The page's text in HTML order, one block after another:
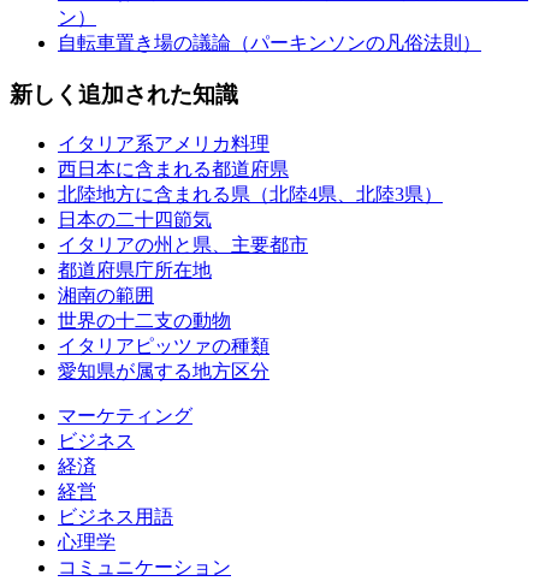
ン）
自転車置き場の議論（パーキンソンの凡俗法則）
新しく追加された知識
イタリア系アメリカ料理
西日本に含まれる都道府県
北陸地方に含まれる県（北陸4県、北陸3県）
日本の二十四節気
イタリアの州と県、主要都市
都道府県庁所在地
湘南の範囲
世界の十二支の動物
イタリアピッツァの種類
愛知県が属する地方区分
マーケティング
ビジネス
経済
経営
ビジネス用語
心理学
コミュニケーション